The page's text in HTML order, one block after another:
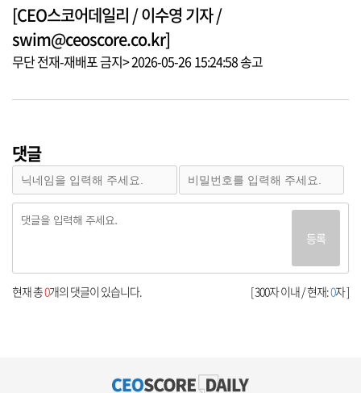
[CEO스코어데일리 / 이수영 기자 /
swim@ceoscore.co.kr]
무단 전재-재배포 금지> 2026-05-26 15:24:58 송고
댓글
등록
[ 300자 이내 / 현재:0자 ]
현재 총0개의 댓글이 있습니다.